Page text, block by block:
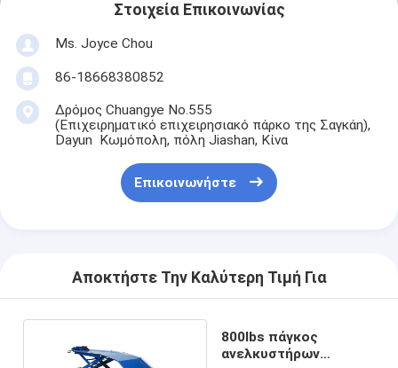
Στοιχεία Επικοινωνίας
Ms. Joyce Chou
86-18668380852
Δρόμος Chuangye No.555
(Επιχειρηματικό επιχειρησιακό πάρκο της Σαγκάη),
Dayun Κωμόπολη, πόλη Jiashan, Κίνα
Επικοινωνήστε
Αποκτήστε Την Καλύτερη Τιμή Για
800lbs πάγκος
ανελκυστήρων